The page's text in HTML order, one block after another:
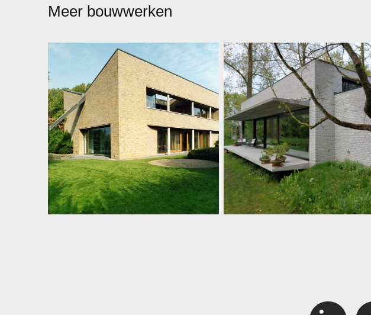
Meer bouwwerken
Woning BG
Nieuwbouwwoning
Woning Beveren-Leie
Nieuwbouwwoning